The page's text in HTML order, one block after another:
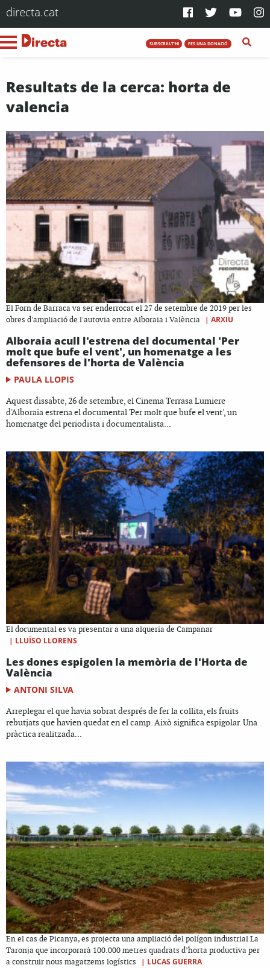
directa.cat
SUBSCRIU-T'HI FES UNA DONACIÓ
Resultats de la cerca: horta de
valencia
El Forn de Barraca va ser enderrocat el 27 de setembre de 2019 per les
obres d'ampliació de l'autovia entre Alboraia i València
| ARXIU
Alboraia acull l'estrena del documental 'Per
molt que bufe el vent', un homenatge a les
defensores de l'horta de València
PAULA LLOPIS
Aquest dissabte, 26 de setembre, el Cinema Terrasa Lumiere
d'Alboraia estrena el documental 'Per molt que bufe el vent', un
homenatge del periodista i documentalista...
El documental es va presentar a una alqueria de Campanar
| LLUÏSO LLORENS
Les dones espigolen la memòria de l'Horta de
València
ANTONI SILVA
Arreplegar el que havia sobrat després de fer la collita, els fruits
rebutjats que havien quedat en el camp. Això significa espigolar. Una
pràctica realitzada...
En el cas de Picanya, es projecta una ampliació del polígon industrial La
Taronja que incorporarà 100.000 metres quadrats d’horta productiva per
a construir nous magatzems logístics
| LUCAS GUERRA